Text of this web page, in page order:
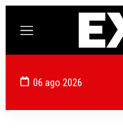
Menú
06 ago 2026